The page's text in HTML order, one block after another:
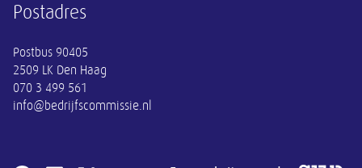
Postadres
Postbus 90405
070 3 499 561
info@bedrijfscommissie.nl